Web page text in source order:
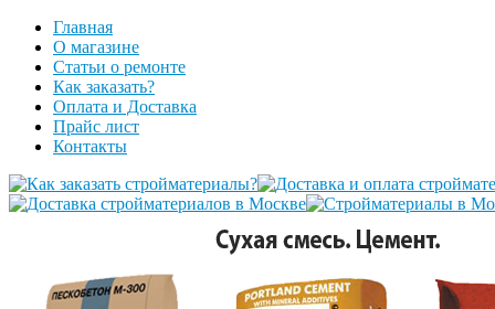
Главная
О магазине
Статьи о ремонте
Как заказать?
Оплата и Доставка
Прайс лист
Контакты